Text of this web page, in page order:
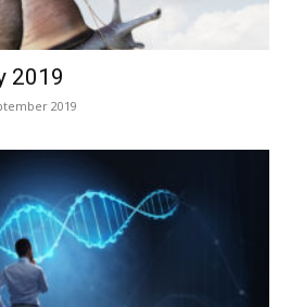
2019
2019